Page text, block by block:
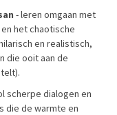
- leren omgaan met
het chaotische
en realistisch,
die ooit aan de
scherpe dialogen en
die de warmte en